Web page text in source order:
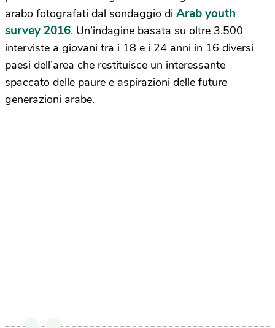
arabo fotografati dal sondaggio di Arab youth
survey 2016. Un’indagine basata su oltre 3.500
interviste a giovani tra i 18 e i 24 anni in 16 diversi
paesi dell’area che restituisce un interessante
spaccato delle paure e aspirazioni delle future
generazioni arabe.